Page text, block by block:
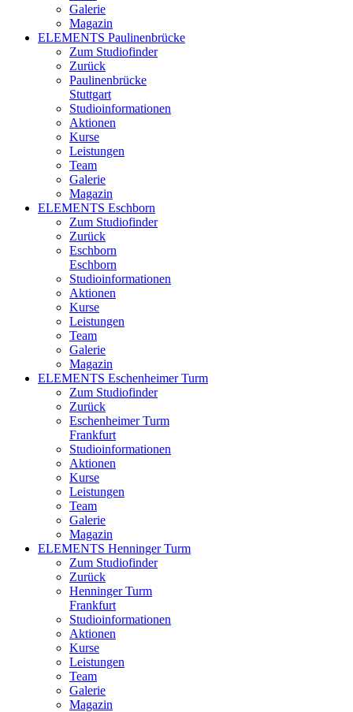
Galerie
Magazin
ELEMENTS Paulinenbrücke
Zum Studiofinder
Zurück
Paulinen­brücke
Stuttgart
Studioinformationen
Aktionen
Kurse
Leistungen
Team
Galerie
Magazin
ELEMENTS Eschborn
Zum Studiofinder
Zurück
Esch­born
Eschborn
Studioinformationen
Aktionen
Kurse
Leistungen
Team
Galerie
Magazin
ELEMENTS Eschenheimer Turm
Zum Studiofinder
Zurück
Eschen­heimer Turm
Frankfurt
Studioinformationen
Aktionen
Kurse
Leistungen
Team
Galerie
Magazin
ELEMENTS Henninger Turm
Zum Studiofinder
Zurück
Henninger Turm
Frankfurt
Studioinformationen
Aktionen
Kurse
Leistungen
Team
Galerie
Magazin